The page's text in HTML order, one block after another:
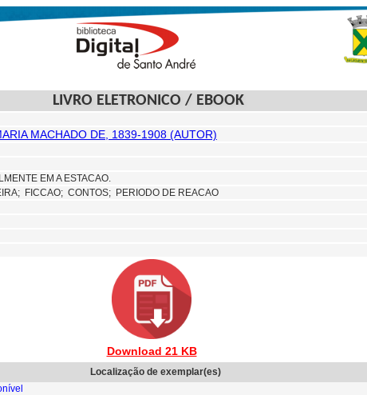
LIVRO ELETRONICO / EBOOK
MACHADO DE, 1839-1908 (AUTOR)
EM A ESTACAO.
FICCAO; CONTOS; PERIODO DE REACAO
Download 21 KB
Localização de exemplar(es)